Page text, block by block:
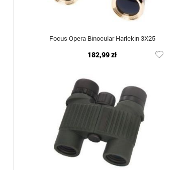
Focus Opera Binocular Harlekin 3X25
182,99 zł